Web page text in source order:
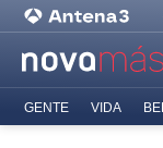
GENTE VIDA